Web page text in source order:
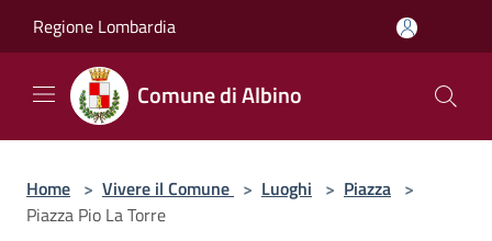
Regione Lombardia
Comune di Albino
Home > Vivere il Comune > Luoghi > Piazza >
Piazza Pio La Torre